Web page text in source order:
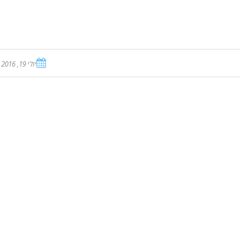
יולי 19, 2016